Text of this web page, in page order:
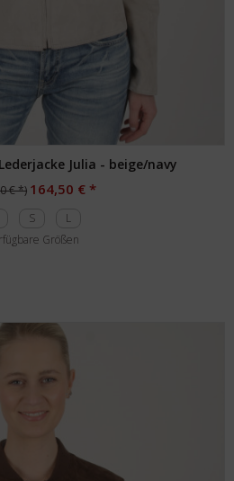
Julia - beige/navy
€ *) 164,50 € *
S
L
Größen